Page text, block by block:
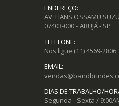
ENDEREÇO:
AV. HANS OSSAMU
07403-000 - ARUJÁ - SP
TELEFONE:
Nos ligue (11) 4569-2806
EMAIL:
DIAS DE TRABALHO/
Segunda - Sexta /